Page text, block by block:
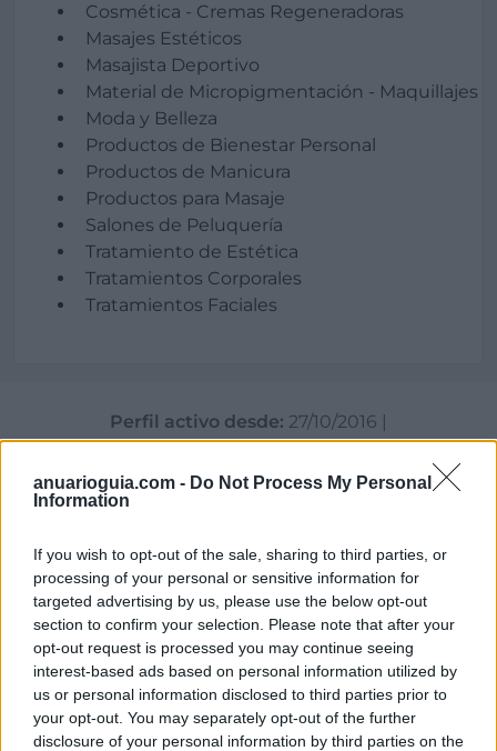
anuarioguia.com - Do Not Process My Personal
Information
If you wish to opt-out of the sale, sharing to third parties, or
processing of your personal or sensitive information for
targeted advertising by us, please use the below opt-out
section to confirm your selection. Please note that after your
opt-out request is processed you may continue seeing
interest-based ads based on personal information utilized by
us or personal information disclosed to third parties prior to
your opt-out. You may separately opt-out of the further
disclosure of your personal information by third parties on the
Cosmética - Cremas Regeneradoras
Masajes Estéticos
Masajista Deportivo
Material de Micropigmentación - Maquillajes
Moda y Belleza
Productos de Bienestar Personal
Productos de Manicura
Productos para Masaje
Salones de Peluquería
Tratamiento de Estética
Tratamientos Corporales
Tratamientos Faciales
Perfil activo desde: 27/10/2016 |
Última actualización:25/10/2023
Empresas destacadas
en Madrid ciudad